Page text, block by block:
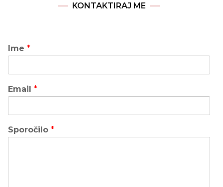
KONTAKTIRAJ ME
Ime *
Email *
Sporočilo *